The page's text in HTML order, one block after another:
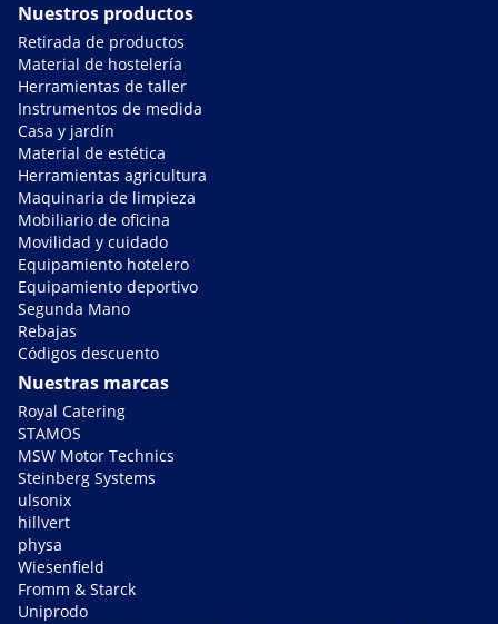
Nuestros productos
Retirada de productos
Material de hostelería
Herramientas de taller
Instrumentos de medida
Casa y jardín
Material de estética
Herramientas agricultura
Maquinaria de limpieza
Mobiliario de oficina
Movilidad y cuidado
Equipamiento hotelero
Equipamiento deportivo
Segunda Mano
Rebajas
Códigos descuento
Nuestras marcas
Royal Catering
STAMOS
MSW Motor Technics
Steinberg Systems
ulsonix
hillvert
physa
Wiesenfield
Fromm & Starck
Uniprodo